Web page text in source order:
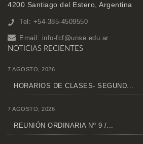
4200 Santiago del Estero, Argentina
Tel: +54-385-4509550
Email: info-fcf@unse.edu.ar
NOTICIAS RECIENTES
7 AGOSTO, 2026
HORARIOS DE CLASES- SEGUND...
7 AGOSTO, 2026
REUNIÓN ORDINARIA Nº 9 /...